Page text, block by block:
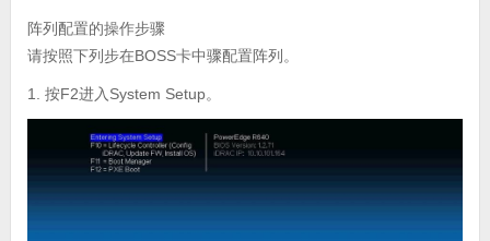
阵列配置的操作步骤
请按照下列步在BOSS卡中骤配置阵列。
1. 按F2进入System Setup。